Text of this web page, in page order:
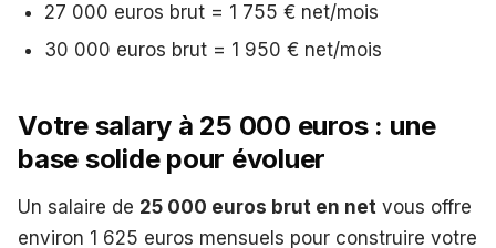
27 000 euros brut = 1 755 € net/mois
30 000 euros brut = 1 950 € net/mois
Votre salary à 25 000 euros : une
base solide pour évoluer
Un salaire de 25 000 euros brut en net vous offre
environ 1 625 euros mensuels pour construire votre